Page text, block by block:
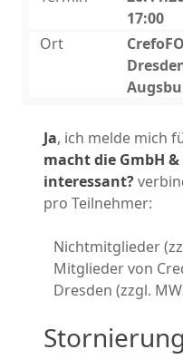
17:00
Ort
Ja, ich melde mich
macht die GmbH
interessant?
pro Teilnehmer:
Nichtmitglieder
Mitglieder von
Dresden (zzgl.